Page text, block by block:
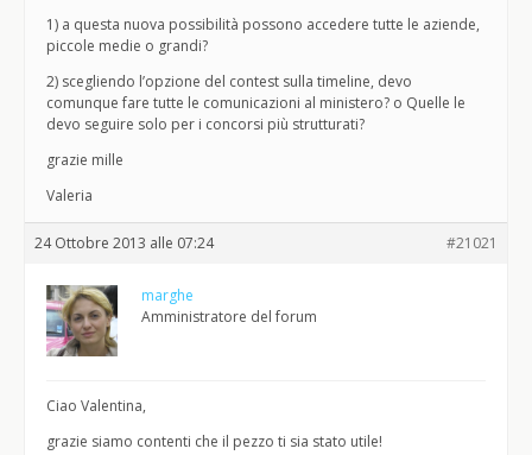
1) a questa nuova possibilità possono accedere tutte le aziende,
piccole medie o grandi?
2) scegliendo l’opzione del contest sulla timeline, devo
comunque fare tutte le comunicazioni al ministero? o Quelle le
devo seguire solo per i concorsi più strutturati?
grazie mille
Valeria
24 Ottobre 2013 alle 07:24 #21021
marghe
Amministratore del forum
Ciao Valentina,
grazie siamo contenti che il pezzo ti sia stato utile!